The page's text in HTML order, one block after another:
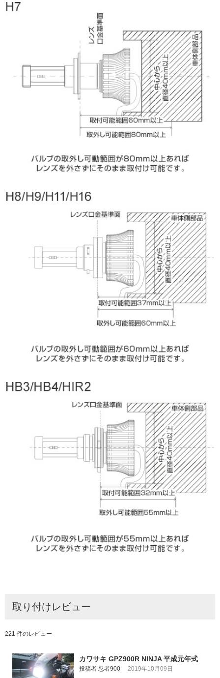
取り付けレビュー
221 件のレビュー
カワサキ GPZ900R NINJA 平成元年式
投稿者 忍者900 2019年10月09日